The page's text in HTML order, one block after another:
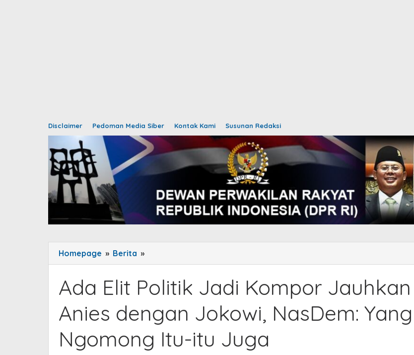
Disclaimer Pedoman Media Siber Kontak Kami Susunan Redaksi
Homepage » Berita »
Elit
Politik
Jadi
Jauhkan
Anies
dengan
Jokowi,
Ada Elit Politik Jadi Kompor Jauhkan
Anies dengan Jokowi, NasDem: Yang
Ngomong Itu-itu Juga